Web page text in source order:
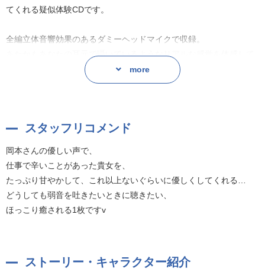
てくれる疑似体験CDです。
全編立体音響効果のあるダミーヘッドマイクで収録。
あたかもあなたの耳元で囁いているようなリアルな感覚を体感して
是非、ヘッドフォンやイヤフォンでお楽しみ下さい。
彼との甘く優しい夜をお過ごしください。
more
スタッフリコメンド
岡本さんの優しい声で、
仕事で辛いことがあった貴女を、
たっぷり甘やかして、これ以上ないぐらいに優しくしてくれる…
どうしても弱音を吐きたいときに聴きたい、
ほっこり癒される1枚ですv
ストーリー・キャラクター紹介